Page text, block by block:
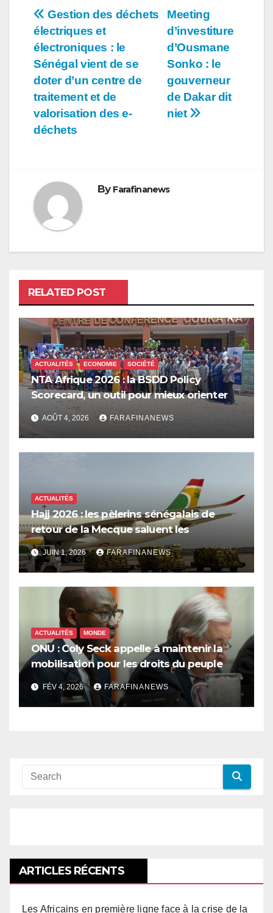
Navigation
de
l’article
Meeting
d’investiture
d’Ousmane
Sonko : le
gouverneur
de Dakar dit
niet
Gestion des déchets
électriques et
électroniques : le
Sénégal vient de se
doter d’un centre de
traitement et de
valorisation des e-
déchets
By Farafinanews
RELATED POST
ACTUALITÉS ECONOMIE SOCIÉTÉ
NTA Afrique 2026 : la BSDD Policy
Scorecard, un outil pour mieux orienter
les dépenses publiques
AOÛT 4, 2026 FARAFINANEWS
ACTUALITÉS
Hajj 2026 : les pèlerins sénégalais de
retour de la Mecque saluent les
innovations d’Air Sénégal SA
JUIN 1, 2026 FARAFINANEWS
ACTUALITÉS MONDE
ONU : Coly Seck appelle à maintenir la
mobilisation pour les droits du peuple
palestinien
FÉV 4, 2026 FARAFINANEWS
ARTICLES RÉCENTS
Les Africains en première ligne face à la crise de la